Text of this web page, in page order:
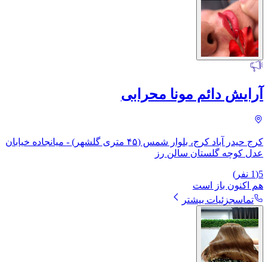
آرایش دائم مونا محرابی
کرج حیدر آباد کرج، بلوار شمس (۴۵ متری گلشهر) - میانجاده خیابان
عدل کوچه گلستان سالن رز
5
(
1 نفر)
هم اکنون باز است
تماسجزئیات بیشتر